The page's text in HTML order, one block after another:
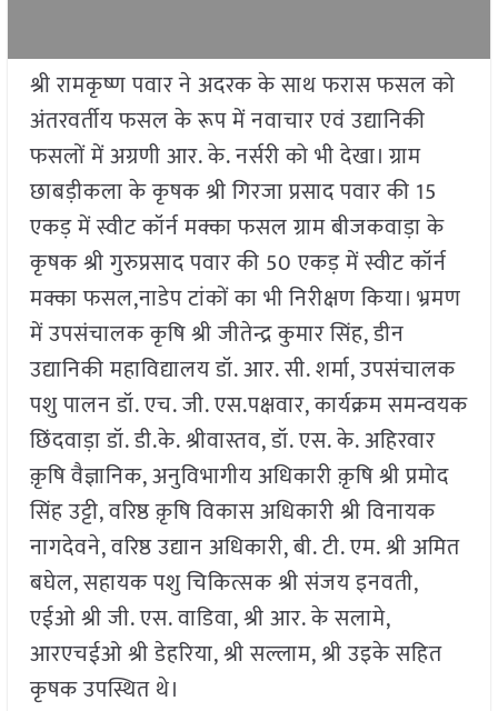
श्री रामकृष्ण पवार ने अदरक के साथ फरास फसल को
अंतरवर्तीय फसल के रूप में नवाचार एवं उद्यानिकी
फसलों में अग्रणी आर. के. नर्सरी को भी देखा। ग्राम
छाबड़ीकला के कृषक श्री गिरजा प्रसाद पवार की 15
एकड़ में स्वीट कॉर्न मक्का फसल ग्राम बीजकवाड़ा के
कृषक श्री गुरुप्रसाद पवार की 50 एकड़ में स्वीट कॉर्न
मक्का फसल,नाडेप टांकों का भी निरीक्षण किया। भ्रमण
में उपसंचालक कृषि श्री जीतेन्द्र कुमार सिंह, डीन
उद्यानिकी महाविद्यालय डॉ. आर. सी. शर्मा, उपसंचालक
पशु पालन डॉ. एच. जी. एस.पक्षवार, कार्यक्रम समन्वयक
छिंदवाड़ा डॉ. डी.के. श्रीवास्तव, डॉ. एस. के. अहिरवार
क़ृषि वैज्ञानिक, अनुविभागीय अधिकारी क़ृषि श्री प्रमोद
सिंह उट्टी, वरिष्ठ क़ृषि विकास अधिकारी श्री विनायक
नागदेवने, वरिष्ठ उद्यान अधिकारी, बी. टी. एम. श्री अमित
बघेल, सहायक पशु चिकित्सक श्री संजय इनवती,
एईओ श्री जी. एस. वाडिवा, श्री आर. के सलामे,
आरएचईओ श्री डेहरिया, श्री सल्लाम, श्री उइके सहित
कृषक उपस्थित थे।